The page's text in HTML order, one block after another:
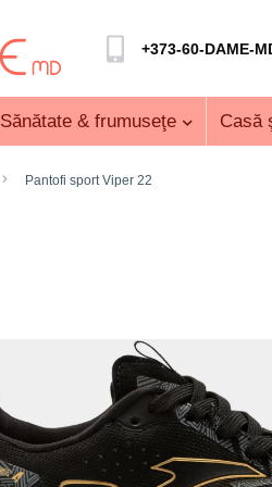
+373-60-DAME-
Sănătate & frumuseţe Casă
Pantofi sport Viper 22